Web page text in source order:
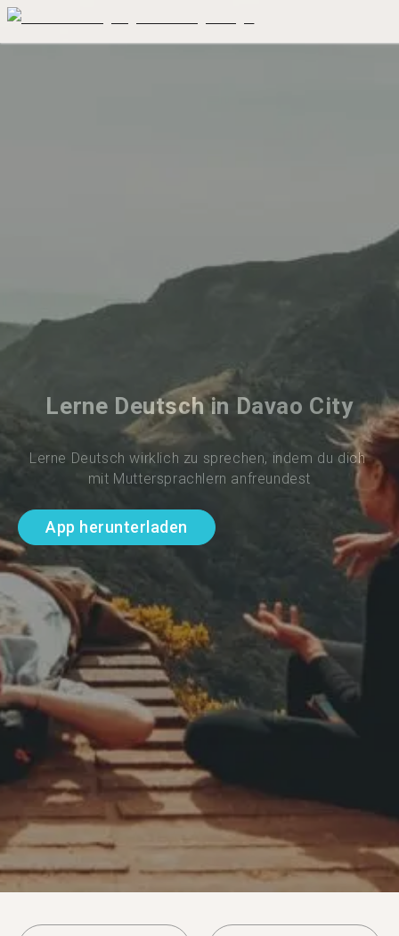
Lerne Deutsch in Davao City
Lerne Deutsch wirklich zu sprechen, indem du dich
mit Muttersprachlern anfreundest
App herunterladen